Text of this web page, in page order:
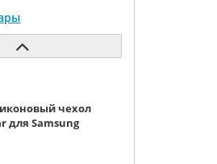
чехол
для Samsung